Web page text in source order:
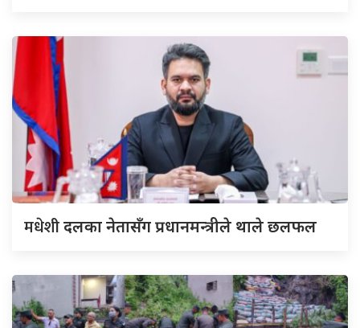
मधेशीदलका नेतासँग प्रधानमन्त्रीले थाले छलफल